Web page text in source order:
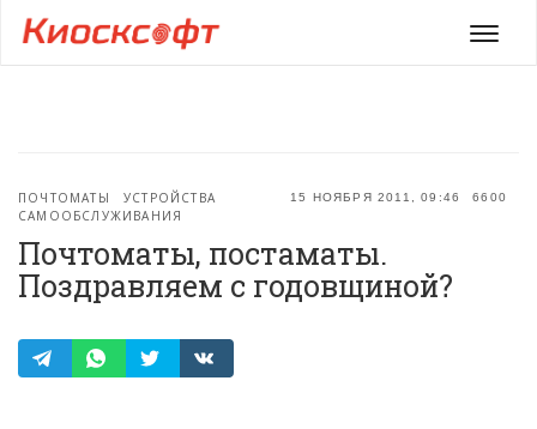
Меню
15 НОЯБРЯ 2011, 09:46 6600
ПОЧТОМАТЫ
УСТРОЙСТВА
САМООБСЛУЖИВАНИЯ
Почтоматы, постаматы.
Поздравляем с годовщиной?